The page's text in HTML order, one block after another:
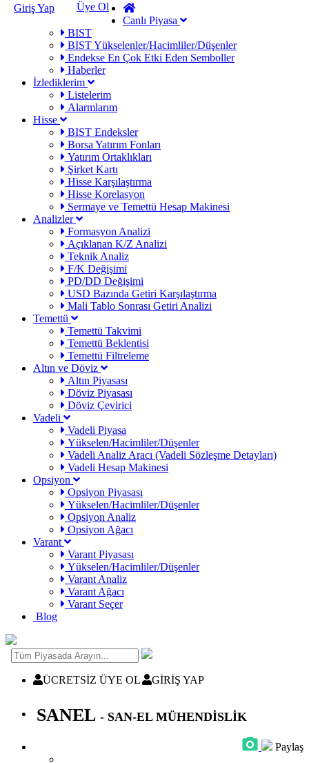
Giriş Yap
Üye Ol
Canlı Piyasa
BIST
BIST Yükselenler/Hacimliler/Düşenler
Endekse En Çok Etki Eden Semboller
Haberler
İzlediklerim
Listelerim
Alarmlarım
Hisse
BIST Endeksler
Borsa Yatırım Fonları
Yatırım Ortaklıkları
Şirket Kartı
Hisse Karşılaştırma
Hisse Korelasyon
Sermaye ve Temettü Hesap Makinesi
Analizler
Formasyon Analizi
Açıklanan K/Z Analizi
Teknik Analiz
F/K Değişimi
PD/DD Değişimi
USD Bazında Getiri Karşılaştırma
Mali Tablo Sonrası Getiri Analizi
Temettü
Temettü Takvimi
Temettü Beklentisi
Temettü Filtreleme
Altın ve Döviz
Altın Piyasası
Döviz Piyasası
Döviz Çevirici
Vadeli
Vadeli Piyasa
Yükselen/Hacimliler/Düşenler
Vadeli Analiz Aracı (Vadeli Sözleşme Detayları)
Vadeli Hesap Makinesi
Opsiyon
Opsiyon Piyasası
Yükselen/Hacimliler/Düşenler
Opsiyon Analiz
Opsiyon Ağacı
Varant
Varant Piyasası
Yükselen/Hacimliler/Düşenler
Varant Analiz
Varant Ağacı
Varant Seçer
Blog
ÜCRETSİZ ÜYE OL GİRİŞ YAP
SANEL - SAN-EL MÜHENDİSLİK
Paylaş